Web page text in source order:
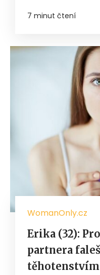
7 minut čtení
WomanOnly.cz
Erika (32):
partnera